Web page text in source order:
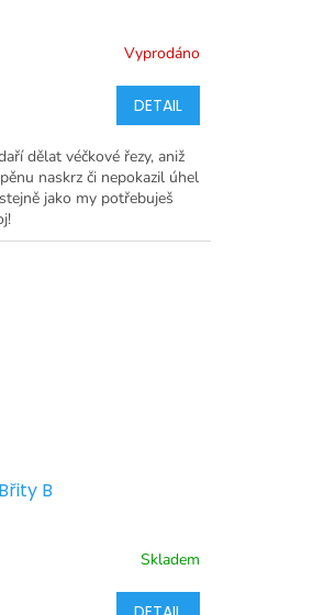
Vyprodáno
DETAIL
dělat véčkové řezy, aniž
naskrz či nepokazil úhel
jako my potřebuješ
B
Skladem